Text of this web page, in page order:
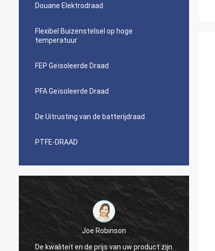
Douane Elektrodraad
Flexibel Buizenstelsel op hoge
temperatuur
FEP Geïsoleerde Draad
PFA Geïsoleerde Draad
De Uitrusting van de batterijdraad
PTFE-DRAAD
Diego Cuellar
Uw die goederen zijn superieur in kwaliteit